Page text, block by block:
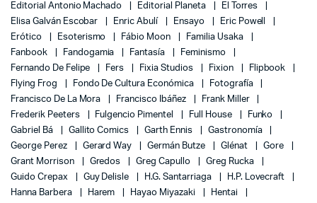
Editorial Antonio Machado
Editorial Planeta
El Torres
Elisa Galván Escobar
Enric Abulí Ensayo
Eric Powell
Erótico
Esoterismo Fábio Moon
Familia Usaka
Fanbook
Fandogamia Fantasía
Feminismo
Fernando De Felipe
Fers Fixia Studios Fixion
Flipbook
Flying Frog
Fondo De Cultura Económica
Fotografía
Francisco De La Mora
Francisco Ibáñez
Frank Miller
Frederik Peeters
Fulgencio Pimentel Full House
Funko
Gabriel Bá
Gallito Comics Garth Ennis
Gastronomía
George Perez
Gerard Way Germán Butze Glénat
Gore
Grant Morrison
Gredos Greg Capullo
Greg Rucka
Guido Crepax
Guy Delisle H.G. Santarriaga
H.P. Lovecraft
Hanna Barbera
Harem Hayao Miyazaki
Hentai